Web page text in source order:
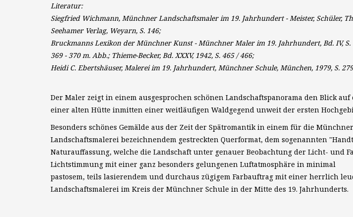
Literatur:
Siegfried Wichmann, Münchner Landschaftsmaler im 19. Jahrhundert - Meister, Schüler,
Seehamer Verlag, Weyarn, S. 146;
Bruckmanns Lexikon der Münchner Kunst - Münchner Maler im 19. Jahrhundert, Bd. IV, S.
369 - 370 m. Abb.; Thieme-Becker, Bd. XXXV, 1942, S. 465 / 466;
Heidi C. Ebertshäuser, Malerei im 19. Jahrhundert, Münchner Schule, München, 1979, S.
Der Maler zeigt in einem ausgesprochen schönen Landschaftspanorama den Blick
einer alten Hütte inmitten einer weitläufigen Waldgegend unweit der ersten
Besonders schönes Gemälde aus der Zeit der Spätromantik in einem für die Münchner
Landschaftsmalerei bezeichnendem gestreckten Querformat, dem sogenannten
Naturauffassung, welche die Landschaft unter genauer Beobachtung der Licht-
Lichtstimmung mit einer ganz besonders gelungenen Luftatmosphäre in minimal
pastosem, teils lasierendem und durchaus zügigem Farbauftrag mit einer herrlich
Landschaftsmalerei im Kreis der Münchner Schule in der Mitte des 19. Jahrhunderts.